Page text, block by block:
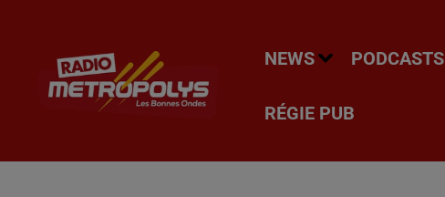
NEWS PODCASTS
RÉGIE PUB